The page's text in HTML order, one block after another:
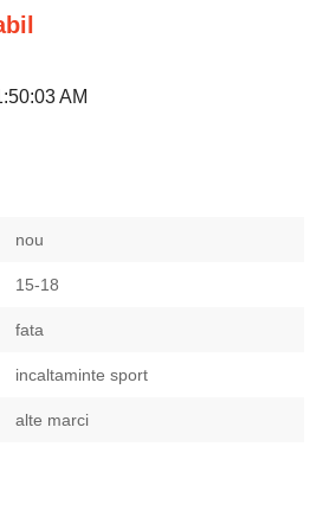
AM
nou
15-18
fata
incaltaminte sport
alte marci